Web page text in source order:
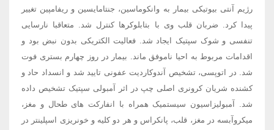
رژیم آنتی بیوتیکی بیمار به وانکوماسین، جنتامایسین و ریفامپین تغییر
پیدا کرد. ضربان قلب وی با بتابلوکرها کنترل شد. متعاقبا نارسایی
تنفسی و شوک سپتیک ایجاد شد. فعالیت الکتریکی بدون نبض بود و
اقدامات مربوط به احیا ناموفق ماند. بیمار در روز چهارم بستری فوت
شد. در اتوپسی، تشخیص آندوکاردیت عفونی تایید شد و انسداد حاد و
کشنده شریان کرونری اصلی چپ در اثر آمبولی سپتیک تشخیص داده
شد. آمبولیزاسیون سیستمیک همراه با انفارکت های طحال و مغز،
میکروآبسه در مغز، قلب، پانکراس و هر دو کلیه و خونریزی اسپلینتر در